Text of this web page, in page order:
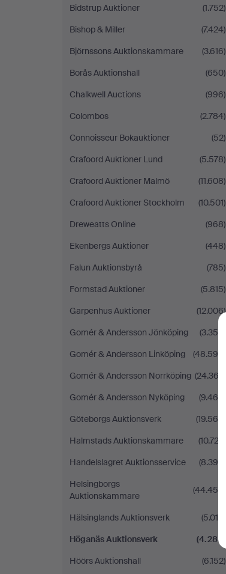
Bidstrup Auktioner
(1.752)
Bishop & Miller
(7.424)
Björnssons Auktionskammare
(3.616)
Borås Auktionshall
(650)
Chalkwell Auctions
(996)
Colombos
(2.784)
Connoisseur Bokauktioner
(52)
Crafoord Auktioner Lund
(5.578)
Crafoord Auktioner Malmö
(11.608)
Crafoord Auktioner Stockholm
(10.501)
Dreweatts Online
(968)
Ekenbergs Auktioner
(448)
Falun Auktionsbyrå
(785)
Formstad Auktioner
(5.815)
Garpenhus Auktioner
(12.006)
Gomér & Andersson Jönköping
(3.358)
Gomér & Andersson Linköping
(48.596)
Gomér & Andersson Norrköping (24.362)
Gomér & Andersson Nyköping
(9.464)
Göteborgs Auktionsverk
(19.565)
Halmstads Auktionskammare
(10.722)
Handelslagret Auktionsservice
(8.399)
Helsingborgs
Auktionskammare
(44.455)
Hälsinglands Auktionsverk
(5.019)
Höganäs Auktionsverk
(4.288)
Höörs Auktionshall
(6.152)